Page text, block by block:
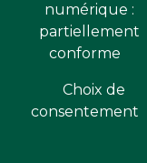
numérique :
partiellement
conforme
Choix de
consentement